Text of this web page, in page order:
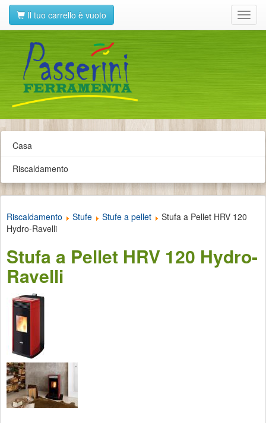
Il tuo carrello è vuoto
Casa
Riscaldamento
Riscaldamento Stufe Stufe a pellet
Stufa a Pellet HRV 120
Hydro-Ravelli
Stufa a Pellet HRV 120 Hydro-
Ravelli